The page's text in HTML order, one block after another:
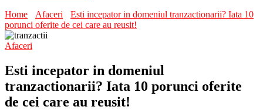
Home
Afaceri
Esti incepator in domeniul tranzactionarii? Iata 10
porunci oferite de cei care au reusit!
Afaceri
Esti incepator in domeniul
tranzactionarii? Iata 10 porunci oferite
de cei care au reusit!